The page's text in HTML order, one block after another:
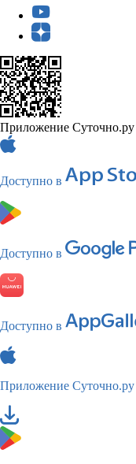
Приложение Суточно.ру
Доступно в
Доступно в
Доступно в
Приложение Суточно.ру